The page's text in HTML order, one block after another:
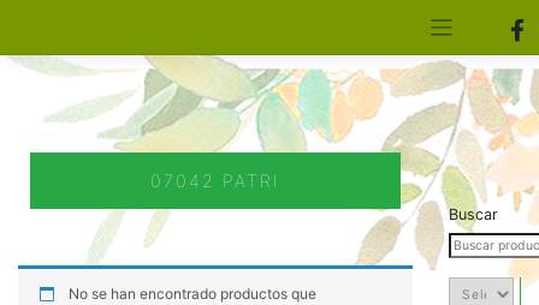
07042 PATRI
No se han encontrado productos que
Buscar